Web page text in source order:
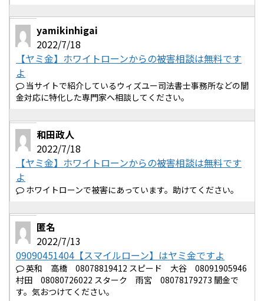
yamikinhigai
2022/7/18
【ヤミ金】ホワイトローンからの被害相談は無料です
よ
当サイトで紹介しているウィズユー司法書士事務所などの闇
金対応に特化した専門家へ相談してください。
和田政人
2022/7/18
【ヤミ金】ホワイトローンからの被害相談は無料です
よ
ホワイトローンで被害にあっています。助けてください。
匿名
2022/7/13
09090451404【スマイルローン】はヤミ金ですよ
英和 高橋 08078819412 スピード 大谷 08091905946
村田 08080726022 スターク 雨宮 08078179273 闇金で
す。気おつけてください。